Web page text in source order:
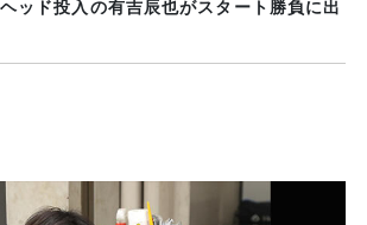
ッド投入の有吉辰也がスタート勝負に出